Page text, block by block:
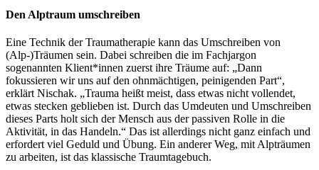
Den Alptraum umschreiben
Eine Technik der Traumatherapie kann das Umschreiben von
(Alp-)Träumen sein. Dabei schreiben die im Fachjargon
sogenannten Klient*innen zuerst ihre Träume auf: „Dann
fokussieren wir uns auf den ohnmächtigen, peinigenden Part“,
erklärt Nischak. „Trauma heißt meist, dass etwas nicht vollendet,
etwas stecken geblieben ist. Durch das Umdeuten und Umschreiben
dieses Parts holt sich der Mensch aus der passiven Rolle in die
Aktivität, in das Handeln.“ Das ist allerdings nicht ganz einfach und
erfordert viel Geduld und Übung. Ein anderer Weg, mit Alpträumen
zu arbeiten, ist das klassische Traumtagebuch.